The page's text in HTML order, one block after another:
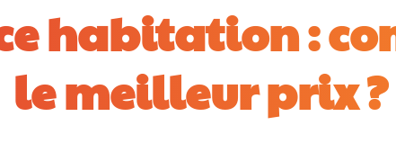
habitation :
le meilleur prix ?